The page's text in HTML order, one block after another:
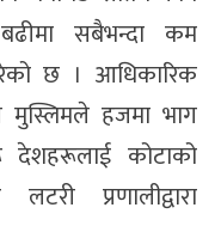
सबैभन्दा कम
छ । आधिकारिक
हजमा भाग
कोटाको
प्रणालीद्वारा